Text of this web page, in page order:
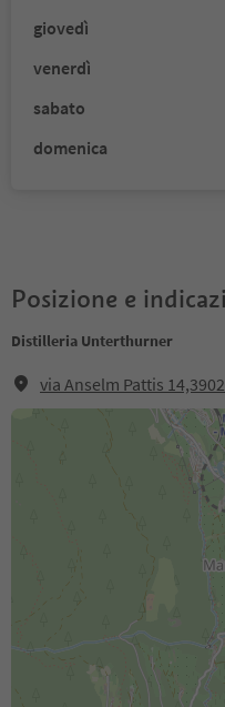
giovedì
venerdì
sabato
domenica
Posizione e
Distilleria Unterthurner
via Anselm Pattis